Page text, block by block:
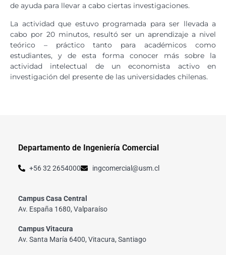
de ayuda para llevar a cabo ciertas investigaciones.
La actividad que estuvo programada para ser llevada a
cabo por 20 minutos, resultó ser un aprendizaje a nivel
teórico – práctico tanto para académicos como
estudiantes, y de esta forma conocer más sobre la
actividad intelectual de un economista activo en
investigación del presente de las universidades chilenas.
Departamento de Ingeniería Comercial
+56 32 2654000 ingcomercial@usm.cl
Campus Casa Central
Av. España 1680, Valparaíso
Campus Vitacura
Av. Santa María 6400, Vitacura, Santiago